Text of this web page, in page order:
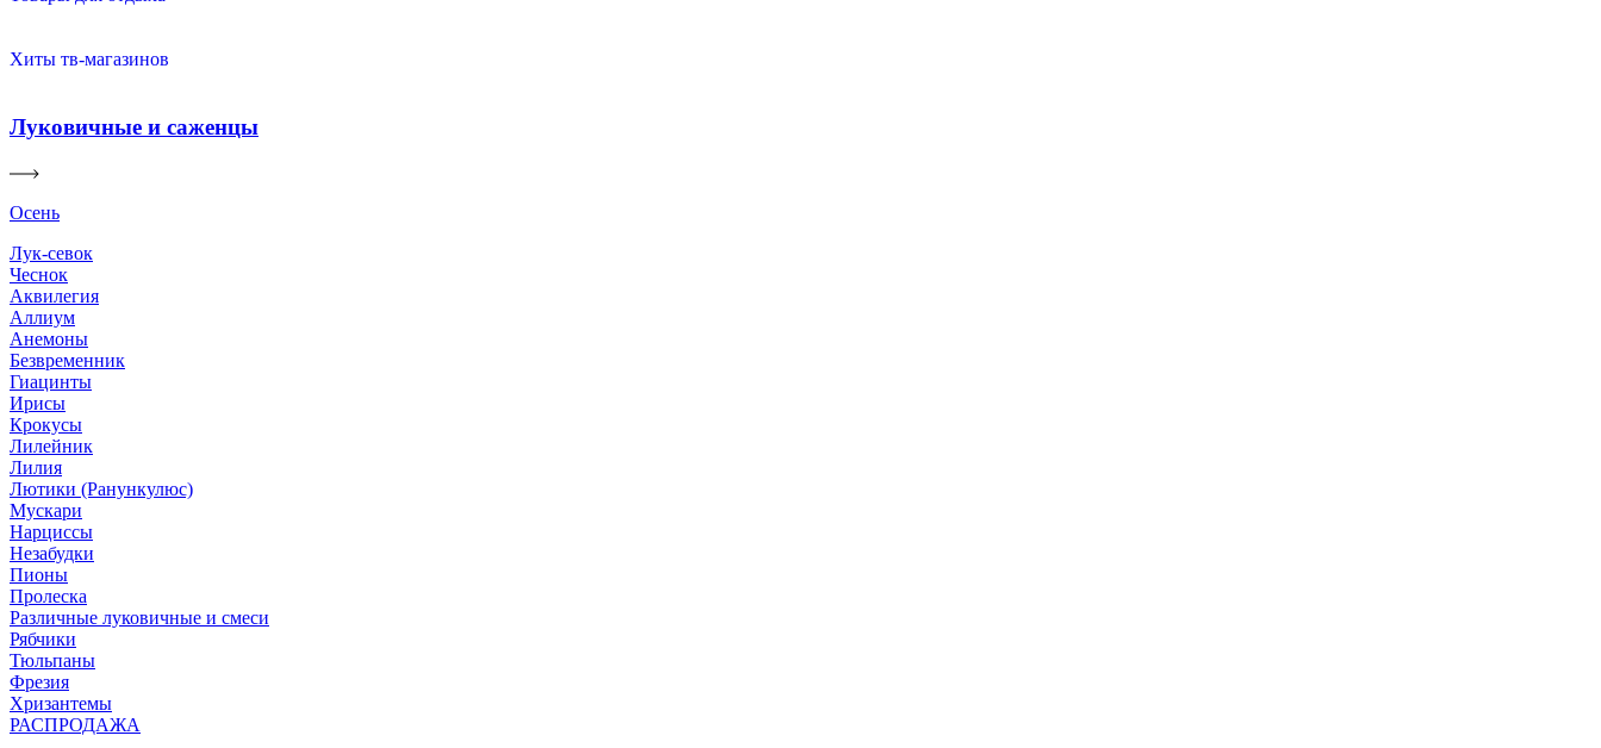
Хиты тв-магазинов
Луковичные и саженцы
Осень
Лук-севок
Чеснок
Аквилегия
Аллиум
Анемоны
Безвременник
Гиацинты
Ирисы
Крокусы
Лилейник
Лилия
Лютики (Ранункулюс)
Мускари
Нарцисcы
Незабудки
Пионы
Пролеска
Различные луковичные и смеси
Рябчики
Тюльпаны
Фрезия
Хризантемы
РАСПРОДАЖА